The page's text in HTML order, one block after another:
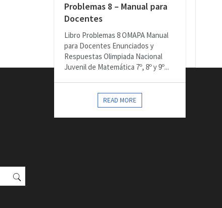
Problemas 8 – Manual para
Docentes
Libro Problemas 8 OMAPA Manual
para Docentes Enunciados y
Respuestas Olimpiada Nacional
Juvenil de Matemática 7º, 8º y 9º...
READ MORE